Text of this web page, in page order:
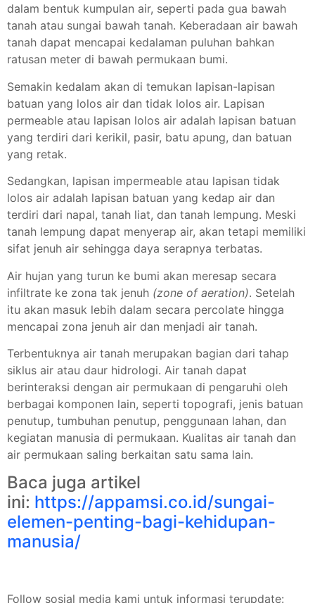
dalam bentuk kumpulan air, seperti pada gua bawah
tanah atau sungai bawah tanah. Keberadaan air bawah
tanah dapat mencapai kedalaman puluhan bahkan
ratusan meter di bawah permukaan bumi.
Semakin kedalam akan di temukan lapisan-lapisan
batuan yang lolos air dan tidak lolos air. Lapisan
permeable atau lapisan lolos air adalah lapisan batuan
yang terdiri dari kerikil, pasir, batu apung, dan batuan
yang retak.
Sedangkan, lapisan impermeable atau lapisan tidak
lolos air adalah lapisan batuan yang kedap air dan
terdiri dari napal, tanah liat, dan tanah lempung. Meski
tanah lempung dapat menyerap air, akan tetapi memiliki
sifat jenuh air sehingga daya serapnya terbatas.
Air hujan yang turun ke bumi akan meresap secara
infiltrate ke zona tak jenuh (zone of aeration). Setelah
itu akan masuk lebih dalam secara percolate hingga
mencapai zona jenuh air dan menjadi air tanah.
Terbentuknya air tanah merupakan bagian dari tahap
siklus air atau daur hidrologi. Air tanah dapat
berinteraksi dengan air permukaan di pengaruhi oleh
berbagai komponen lain, seperti topografi, jenis batuan
penutup, tumbuhan penutup, penggunaan lahan, dan
kegiatan manusia di permukaan. Kualitas air tanah dan
air permukaan saling berkaitan satu sama lain.
Baca juga artikel
ini: https://appamsi.co.id/sungai-
elemen-penting-bagi-kehidupan-
manusia/
Follow sosial media kami untuk informasi terupdate: